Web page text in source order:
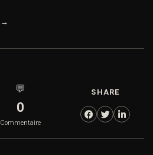
💬
0
Commentaire
SHARE